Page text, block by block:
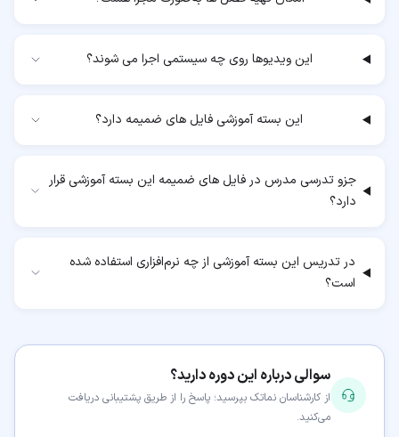
این ویدیوها روی چه سیستمی اجرا می شوند؟
این بسته آموزشی فایل های ضمیمه دارد؟
جزو تدرسی مدرس در فایل های ضمیمه این بسته آموزشی قرار
دارد؟
در تدریس این بسته آموزشی از چه نرم‌افزاری استفاده شده
است؟
سوالی درباره این دوره دارید؟
از کارشناسان نماتک بپرسید؛ پاسخ را از طریق پشتیبانی دریافت
می‌کنید.